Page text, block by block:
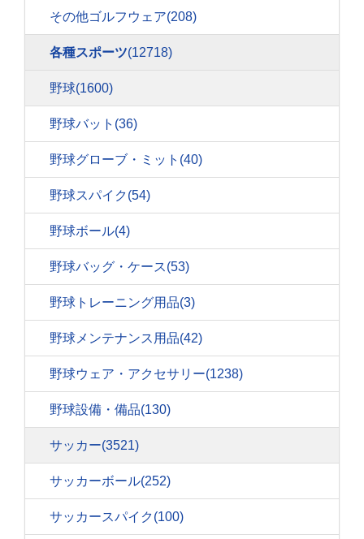
その他ゴルフウェア(208)
各種スポーツ(12718)
野球(1600)
野球バット (36)
野球グローブ・ミット (40)
野球スパイク(54)
野球ボール(4)
野球バッグ・ケース(53)
野球トレーニング用品(3)
野球メンテナンス用品(42)
野球ウェア・アクセサリー(1238)
野球設備・備品(130)
サッカー(3521)
サッカーボール(252)
サッカースパイク(100)